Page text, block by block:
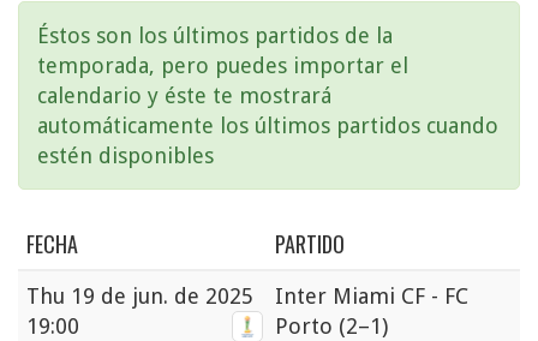
Éstos son los últimos partidos de la
temporada, pero puedes importar el
calendario y éste te mostrará
automáticamente los últimos partidos cuando
estén disponibles
FECHA PARTIDO
Thu 19 de jun. de 2025
19:00
Inter Miami CF - FC
Porto (2–1)